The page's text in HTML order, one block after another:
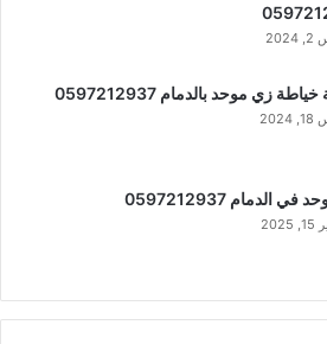
زي موحد بالدمام 0597212937
الدمام 0597212937